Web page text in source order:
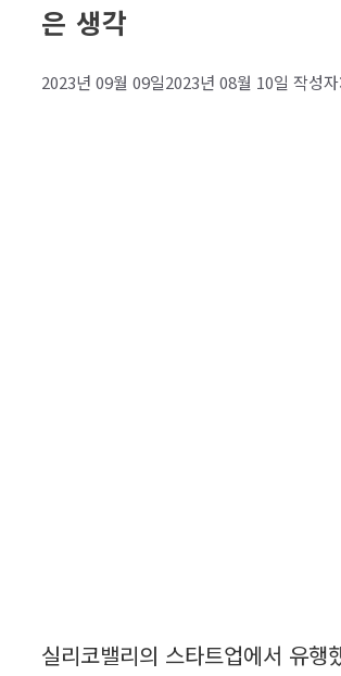
은 생각
2023년 09월 09일2023년 08월 10일 작성자:
실리코밸리의 스타트업에서 유행